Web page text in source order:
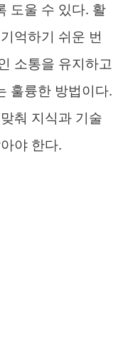
도울 수 있다. 활
억하기 쉬운 번
소통을 유지하고
훌륭한 방법이다.
춰 지식과 기술
야 한다.